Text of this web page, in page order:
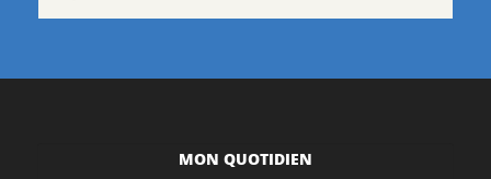
MON QUOTIDIEN